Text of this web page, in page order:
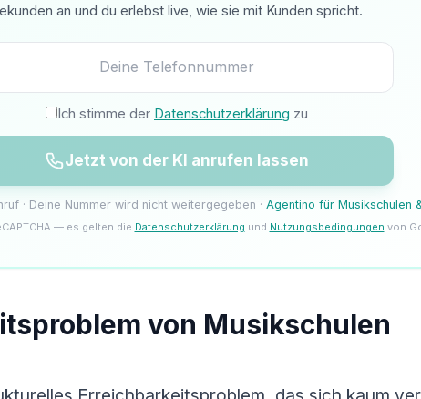
an und du erlebst live, wie sie mit Kunden spricht.
Ich stimme der Datenschutzerklärung zu
Jetzt von der KI anrufen lassen
· Deine Nummer wird nicht weitergegeben · Agentino für Musikschulen
— es gelten die Datenschutzerklärung und Nutzungsbedingungen von
von Musikschulen